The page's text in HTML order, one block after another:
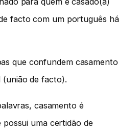
facto com um português há
que confundem casamento
(união de facto).
casamento é
possui uma certidão de